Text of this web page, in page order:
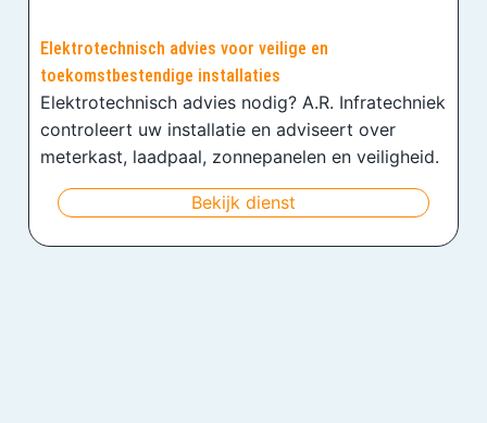
Elektrotechnisch advies voor veilige en
toekomstbestendige installaties
Elektrotechnisch advies nodig? A.R. Infratechniek
controleert uw installatie en adviseert over
meterkast, laadpaal, zonnepanelen en veiligheid.
Bekijk dienst